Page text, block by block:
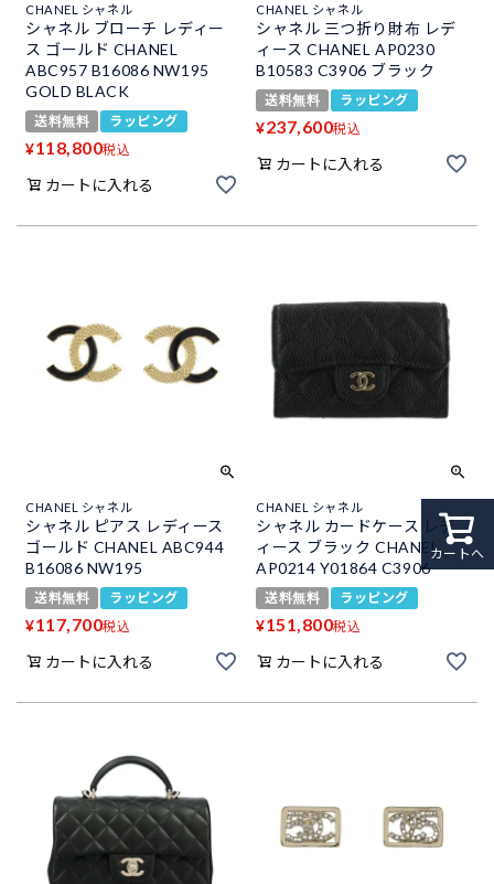
CHANEL シャネル
シャネル ブローチ レディー
ス ゴールド CHANEL
ABC957 B16086 NW195
GOLD BLACK
送料無料 ラッピング
¥118,800税込
カートに入れる
CHANEL シャネル
シャネル 三つ折り財布 レデ
ィース CHANEL AP0230
B10583 C3906 ブラック
送料無料 ラッピング
¥237,600税込
カートに入れる
CHANEL シャネル
シャネル ピアス レディース
ゴールド CHANEL ABC944
B16086 NW195
送料無料 ラッピング
¥117,700税込
カートに入れる
CHANEL シャネル
シャネル カードケース レデ
ィース ブラック CHANEL
AP0214 Y01864 C3906
送料無料 ラッピング
¥151,800税込
カートに入れる
カートへ